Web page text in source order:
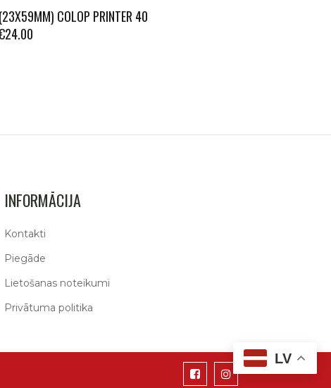
(23X59MM) COLOP PRINTER 40
24.00
INFORMĀCIJA
Kontakti
Piegāde
Lietošanas noteikumi
Privātuma politika
LV